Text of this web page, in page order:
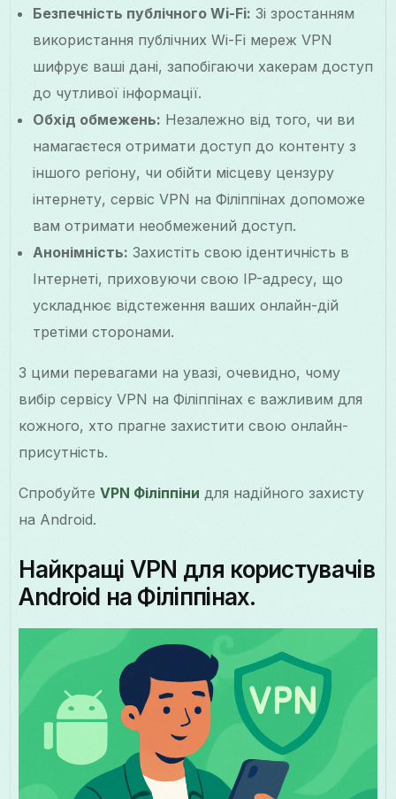
Безпечність публічного Wi-Fi: Зі зростанням
використання публічних Wi-Fi мереж VPN
шифрує ваші дані, запобігаючи хакерам доступ
до чутливої інформації.
Обхід обмежень: Незалежно від того, чи ви
намагаєтеся отримати доступ до контенту з
іншого регіону, чи обійти місцеву цензуру
інтернету, сервіс VPN на Філіппінах допоможе
вам отримати необмежений доступ.
Анонімність: Захистіть свою ідентичність в
Інтернеті, приховуючи свою IP-адресу, що
ускладнює відстеження ваших онлайн-дій
третіми сторонами.
З цими перевагами на увазі, очевидно, чому
вибір сервісу VPN на Філіппінах є важливим для
кожного, хто прагне захистити свою онлайн-
присутність.
СпробуйтеVPN Філіппіни для надійного захисту
на Android.
Найкращі VPN для користувачів
Android на Філіппінах.